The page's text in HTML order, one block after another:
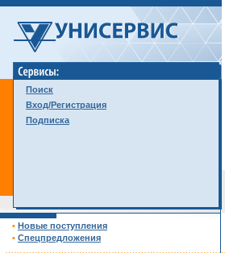
Поиск
Вход/Регистрация
Подписка
• Новые поступления
• Спецпредложения